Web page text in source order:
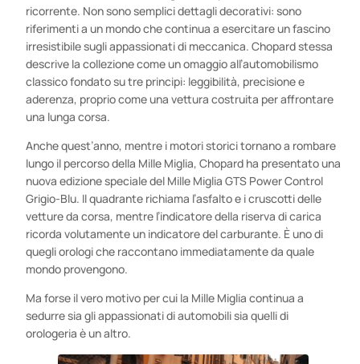
ricorrente. Non sono semplici dettagli decorativi: sono
riferimenti a un mondo che continua a esercitare un fascino
irresistibile sugli appassionati di meccanica. Chopard stessa
descrive la collezione come un omaggio all’automobilismo
classico fondato su tre principi: leggibilità, precisione e
aderenza, proprio come una vettura costruita per affrontare
una lunga corsa.
Anche quest’anno, mentre i motori storici tornano a rombare
lungo il percorso della Mille Miglia, Chopard ha presentato una
nuova edizione speciale del Mille Miglia GTS Power Control
Grigio-Blu. Il quadrante richiama l’asfalto e i cruscotti delle
vetture da corsa, mentre l’indicatore della riserva di carica
ricorda volutamente un indicatore del carburante. È uno di
quegli orologi che raccontano immediatamente da quale
mondo provengono.
Ma forse il vero motivo per cui la Mille Miglia continua a
sedurre sia gli appassionati di automobili sia quelli di
orologeria è un altro.